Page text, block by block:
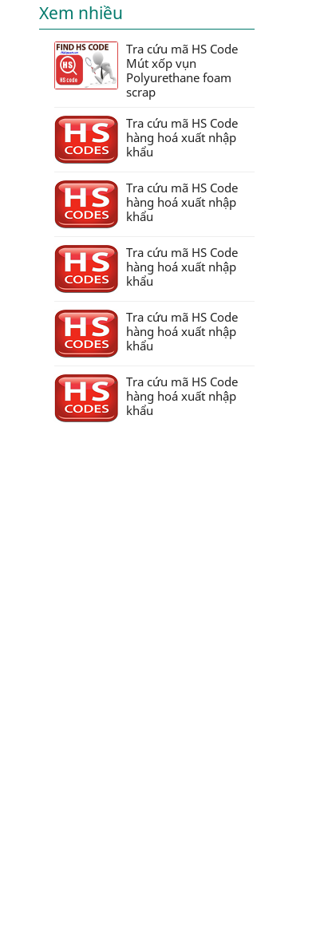
Xem nhiều
Tra cứu mã HS Code
Mút xốp vụn
Polyurethane foam
scrap
Tra cứu mã HS Code
hàng hoá xuất nhập
khẩu
Tra cứu mã HS Code
hàng hoá xuất nhập
khẩu
Tra cứu mã HS Code
hàng hoá xuất nhập
khẩu
Tra cứu mã HS Code
hàng hoá xuất nhập
khẩu
Tra cứu mã HS Code
hàng hoá xuất nhập
khẩu